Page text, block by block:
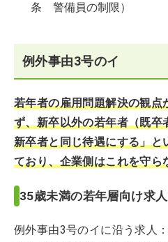
条 警備員の制限）
例外事由3号のイ
若年者の雇用問題解決の観点
ず、新卒以外の若年者（既卒
新卒者と同じ待遇にする」と
ており、企業側はこれを守ら
35歳未満の若年層向け求
例外事由3号のイに沿う求人